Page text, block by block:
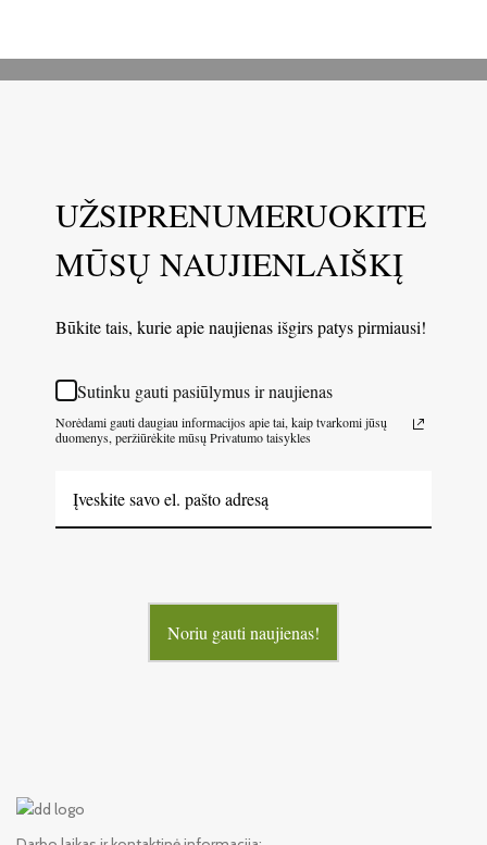
UŽSIPRENUMERUOKITE
MŪSŲ NAUJIENLAIŠKĮ
Būkite tais, kurie apie naujienas išgirs patys pirmiausi!
Sutinku gauti pasiūlymus ir naujienas
Norėdami gauti daugiau informacijos apie tai, kaip tvarkomi jūsų
duomenys, peržiūrėkite mūsų Privatumo taisykles
Noriu gauti naujienas!